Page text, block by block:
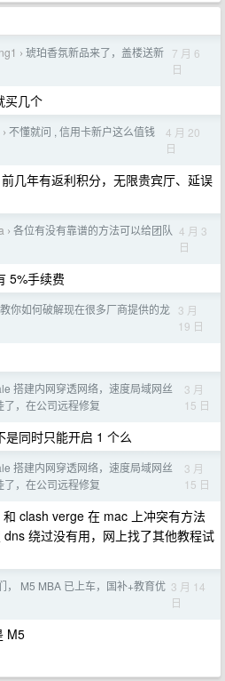
› 琥珀香氛新品来了，盖楼送新 7 月 6
日
买几个
› 不懂就问 , 信用卡新户这么值钱
4 月 20
日
几年有返利积分，无限贵宾厅、延误
› 各位有没有靠谱的方法可以给团队 4 月 3
日
5%手续费
教你如何破解现在很多厂商提供的龙 3 月
19 日
搭建内网穿透网络，速度局域网丝
，在公司远程修复
3 月
15 日
同时只能开启 1 个么
搭建内网穿透网络，速度局域网丝
，在公司远程修复
3 月
15 日
clash verge 在 mac 上冲突有方法
绕过没有用，网上找了其他教程试
， M5 MBA 已上车，国补+教育优 3 月 14
日
M5